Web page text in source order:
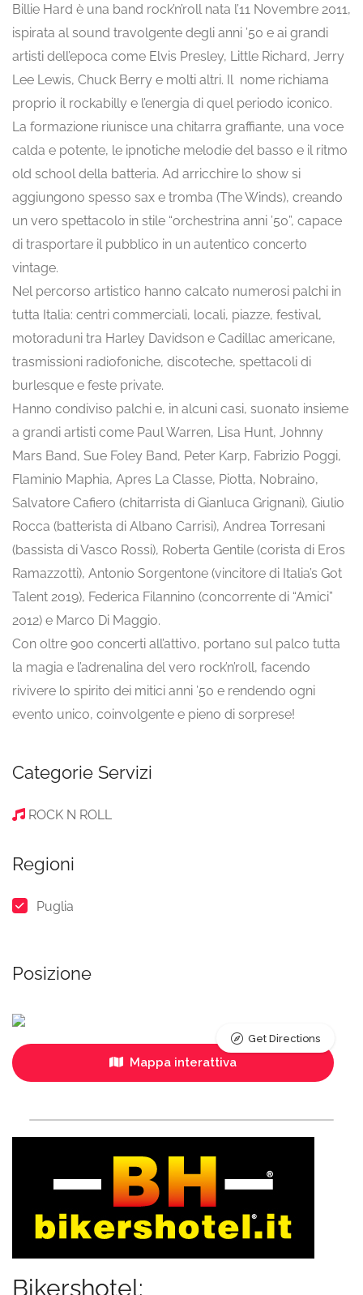
Billie Hard è una band rock’n’roll nata l’11 Novembre 2011,
ispirata al sound travolgente degli anni ’50 e ai grandi
artisti dell’epoca come Elvis Presley, Little Richard, Jerry
Lee Lewis, Chuck Berry e molti altri. Il nome richiama
proprio il rockabilly e l’energia di quel periodo iconico.
La formazione riunisce una chitarra graffiante, una voce
calda e potente, le ipnotiche melodie del basso e il ritmo
old school della batteria. Ad arricchire lo show si
aggiungono spesso sax e tromba (The Winds), creando
un vero spettacolo in stile “orchestrina anni ’50”, capace
di trasportare il pubblico in un autentico concerto
vintage.
Nel percorso artistico hanno calcato numerosi palchi in
tutta Italia: centri commerciali, locali, piazze, festival,
motoraduni tra Harley Davidson e Cadillac americane,
trasmissioni radiofoniche, discoteche, spettacoli di
burlesque e feste private.
Hanno condiviso palchi e, in alcuni casi, suonato insieme
a grandi artisti come Paul Warren, Lisa Hunt, Johnny
Mars Band, Sue Foley Band, Peter Karp, Fabrizio Poggi,
Flaminio Maphia, Apres La Classe, Piotta, Nobraino,
Salvatore Cafiero (chitarrista di Gianluca Grignani), Giulio
Rocca (batterista di Albano Carrisi), Andrea Torresani
(bassista di Vasco Rossi), Roberta Gentile (corista di Eros
Ramazzotti), Antonio Sorgentone (vincitore di Italia’s Got
Talent 2019), Federica Filannino (concorrente di “Amici”
2012) e Marco Di Maggio.
Con oltre 900 concerti all’attivo, portano sul palco tutta
la magia e l’adrenalina del vero rock’n’roll, facendo
rivivere lo spirito dei mitici anni ’50 e rendendo ogni
evento unico, coinvolgente e pieno di sorprese!
Categorie Servizi
ROCK N ROLL
Regioni
Puglia
Posizione
Mappa interattiva
Get Directions
Bikershotel: